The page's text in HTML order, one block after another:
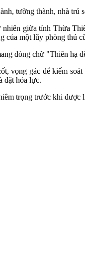
tường thành, nhà trú
giữa tỉnh Thừa
của một lũy phòng thủ
dòng chữ "Thiên hạ
vọng gác để kiểm
đặt hỏa lực.
trọng trước khi